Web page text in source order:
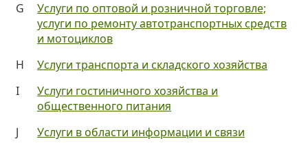
G
Услуги по оптовой и розничной торговле;
услуги по ремонту автотранспортных средств
и мотоциклов
H
Услуги транспорта и складского хозяйства
I
Услуги гостиничного хозяйства и
общественного питания
J
Услуги в области информации и связи